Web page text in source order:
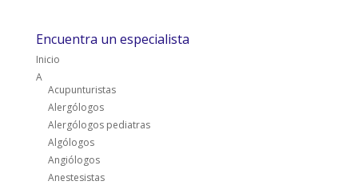
Encuentra un especialista
Inicio
A
Acupunturistas
Alergólogos
Alergólogos pediatras
Algólogos
Angiólogos
Anestesistas